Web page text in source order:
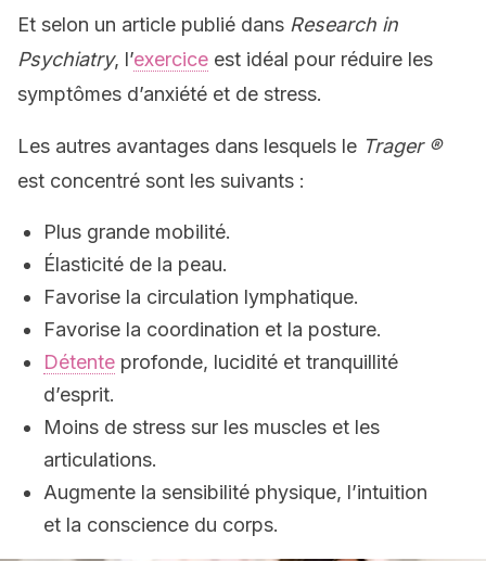
Et selon un article publié dans Research in
Psychiatry, l’exercice est idéal pour réduire les
symptômes d’anxiété et de stress.
Les autres avantages dans lesquels le Trager ®
est concentré sont les suivants :
Plus grande mobilité.
Élasticité de la peau.
Favorise la circulation lymphatique.
Favorise la coordination et la posture.
Détente profonde, lucidité et tranquillité
d’esprit.
Moins de stress sur les muscles et les
articulations.
Augmente la sensibilité physique, l’intuition
et la conscience du corps.